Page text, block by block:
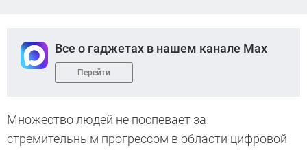
Все о гаджетах в нашем канале Max
Перейти
Множество людей не поспевает за
стремительным прогрессом в области цифровой